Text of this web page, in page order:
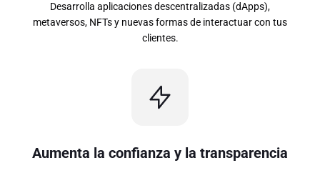
Desarrolla aplicaciones descentralizadas (dApps),
metaversos, NFTs y nuevas formas de interactuar con tus
clientes.
Aumenta la confianza y la transparencia